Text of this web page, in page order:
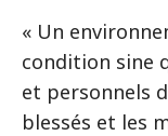
« Un
condition sine
et personnels
blessés et les